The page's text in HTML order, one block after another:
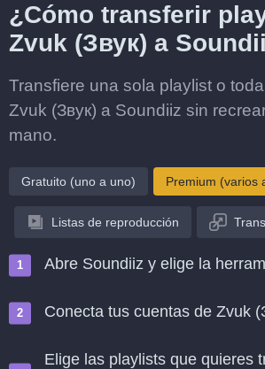
¿Cómo transferir
Zvuk (Звук) a
Transfiere una sola playlist o
Zvuk (Звук) a Soundiiz sin
mano.
Gratuito (uno a uno) Premium (varios
Listas de reproducción
Abre Soundiiz y elige la
Conecta tus cuentas de Zvuk
Elige las playlists que quieres